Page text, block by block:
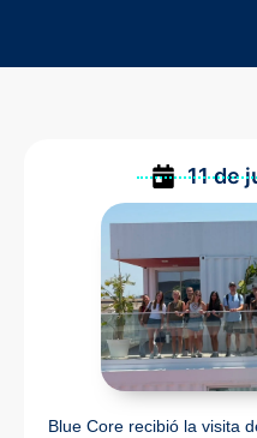
11 de
Blue Core recibió la visita